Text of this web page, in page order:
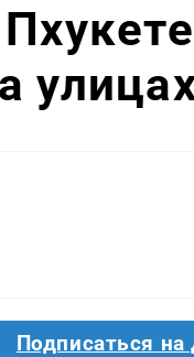
Подписаться на